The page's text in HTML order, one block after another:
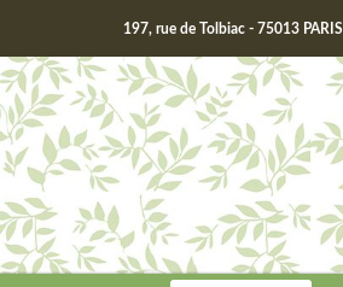
197, rue de Tolbiac - 75013 PARIS